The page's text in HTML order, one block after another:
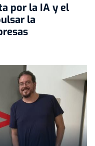
por la IA y el
la